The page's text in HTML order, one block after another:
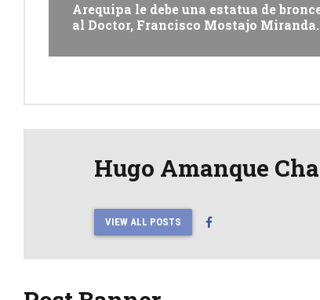
Arequipa le debe una estatua de
al Doctor, Francisco Mostajo Miranda.
Hugo Amanque
VIEW ALL POSTS